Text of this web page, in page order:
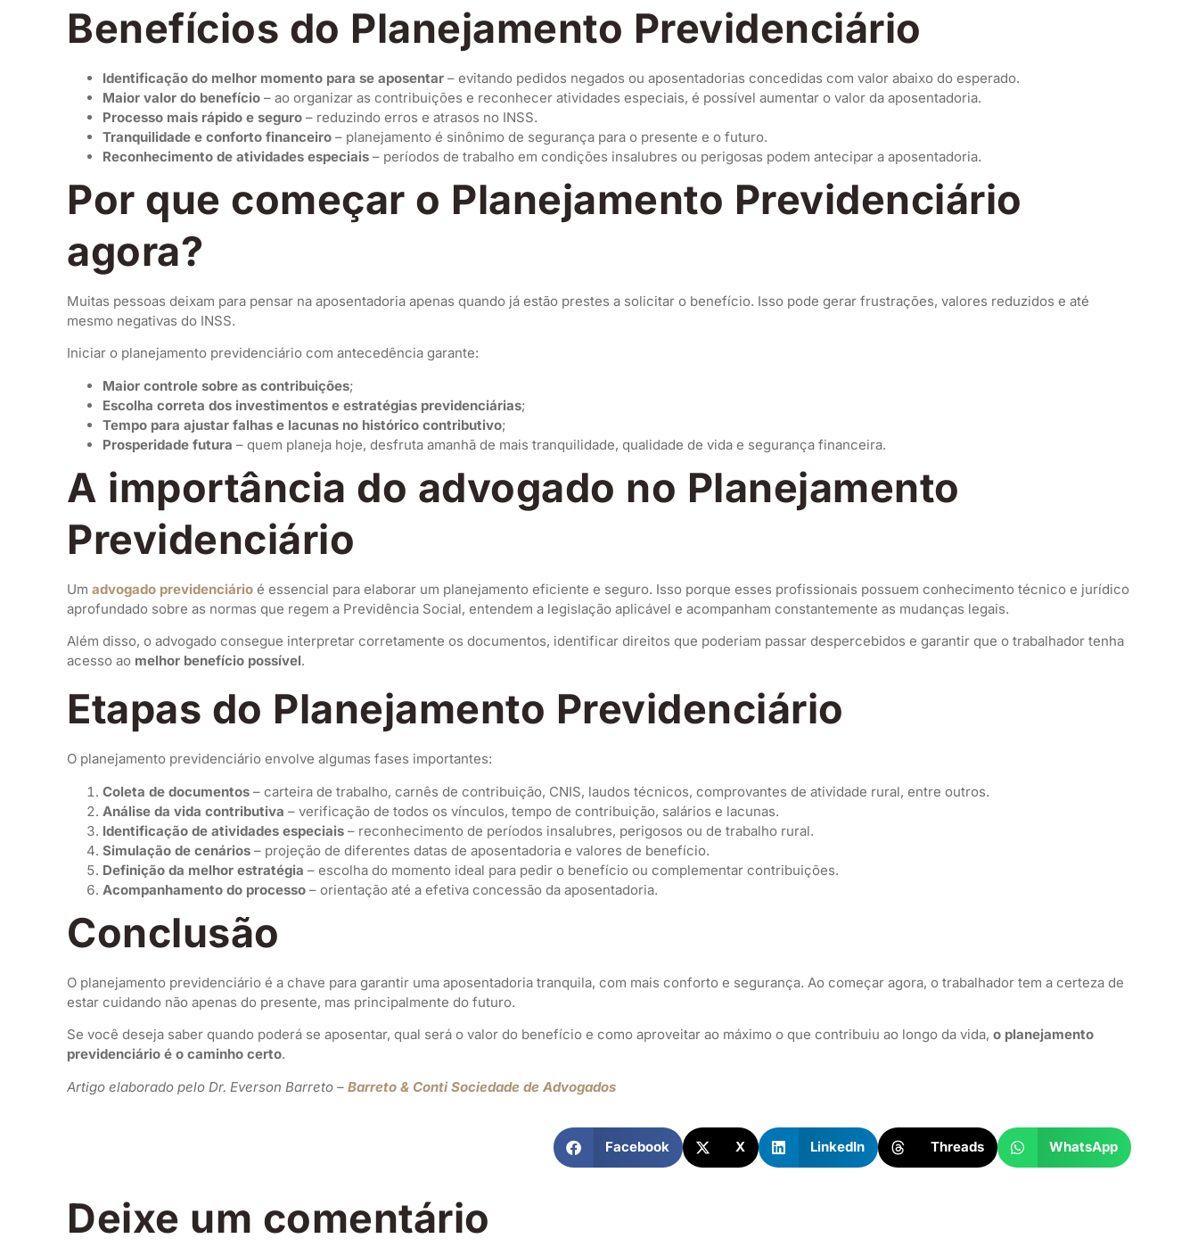
Benefícios do Planejamento Previdenciário
Identificação do melhor momento para se aposentar – evitando pedidos negados ou aposentadorias concedidas com valor abaixo do esperado.
Maior valor do benefício – ao organizar as contribuições e reconhecer atividades especiais, é possível aumentar o valor da aposentadoria.
Processo mais rápido e seguro – reduzindo erros e atrasos no INSS.
Tranquilidade e conforto financeiro – planejamento é sinônimo de segurança para o presente e o futuro.
Reconhecimento de atividades especiais – períodos de trabalho em condições insalubres ou perigosas podem antecipar a aposentadoria.
Por que começar o Planejamento Previdenciário
agora?
Muitas pessoas deixam para pensar na aposentadoria apenas quando já estão prestes a solicitar o benefício. Isso pode gerar frustrações, valores reduzidos e até
mesmo negativas do INSS.
Iniciar o planejamento previdenciário com antecedência garante:
Maior controle sobre as contribuições;
Escolha correta dos investimentos e estratégias previdenciárias;
Tempo para ajustar falhas e lacunas no histórico contributivo;
Prosperidade futura – quem planeja hoje, desfruta amanhã de mais tranquilidade, qualidade de vida e segurança financeira.
A importância do advogado no Planejamento
Previdenciário
Um advogado previdenciário é essencial para elaborar um planejamento eficiente e seguro. Isso porque esses profissionais possuem conhecimento técnico e jurídico
aprofundado sobre as normas que regem a Previdência Social, entendem a legislação aplicável e acompanham constantemente as mudanças legais.
Além disso, o advogado consegue interpretar corretamente os documentos, identificar direitos que poderiam passar despercebidos e garantir que o trabalhador tenha
acesso ao melhor benefício possível.
Etapas do Planejamento Previdenciário
O planejamento previdenciário envolve algumas fases importantes:
Coleta de documentos – carteira de trabalho, carnês de contribuição, CNIS, laudos técnicos, comprovantes de atividade rural, entre outros.
Análise da vida contributiva – verificação de todos os vínculos, tempo de contribuição, salários e lacunas.
Identificação de atividades especiais – reconhecimento de períodos insalubres, perigosos ou de trabalho rural.
Simulação de cenários – projeção de diferentes datas de aposentadoria e valores de benefício.
Definição da melhor estratégia – escolha do momento ideal para pedir o benefício ou complementar contribuições.
Acompanhamento do processo – orientação até a efetiva concessão da aposentadoria.
Conclusão
O planejamento previdenciário é a chave para garantir uma aposentadoria tranquila, com mais conforto e segurança. Ao começar agora, o trabalhador tem a certeza de
estar cuidando não apenas do presente, mas principalmente do futuro.
Se você deseja saber quando poderá se aposentar, qual será o valor do benefício e como aproveitar ao máximo o que contribuiu ao longo da vida, o planejamento
previdenciário é o caminho certo.
Artigo elaborado pelo Dr. Everson Barreto – Barreto & Conti Sociedade de Advogados
Facebook X LinkedIn Threads WhatsApp
Deixe um comentário